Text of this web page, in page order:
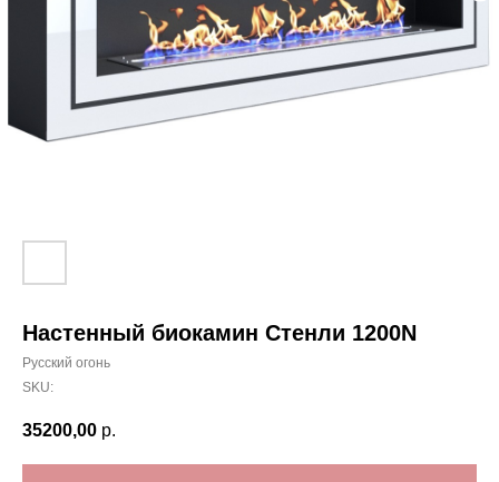
Настенный биокамин Стенли 1200N
Русский огонь
SKU:
35200,00 р.